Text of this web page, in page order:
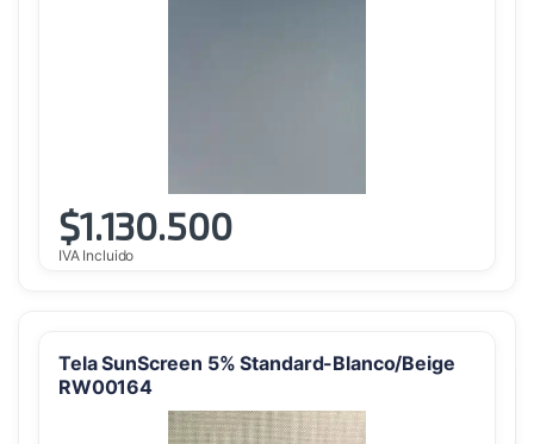
$1.130.500
IVA Incluido
Tela SunScreen 5% Standard-Blanco/Beige
RW00164